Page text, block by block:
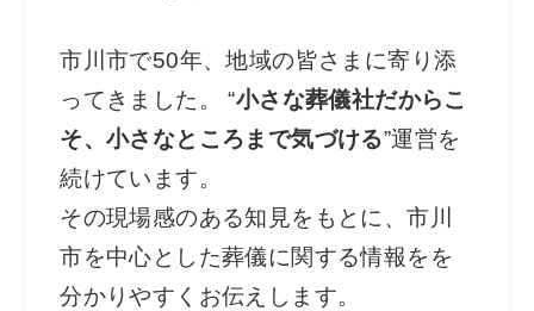
市川市で50年、地域の皆さまに寄り添
ってきました。 “小さな葬儀社だからこ
そ、小さなところまで気づける”運営を
続けています。
その現場感のある知見をもとに、市川
市を中心とした葬儀に関する情報をを
分かりやすくお伝えします。